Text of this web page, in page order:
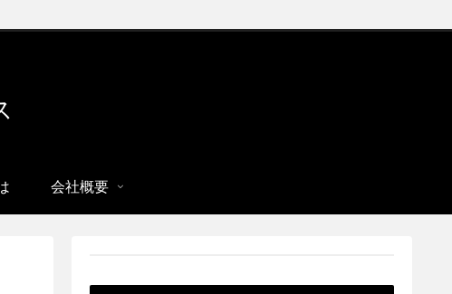
会社概要